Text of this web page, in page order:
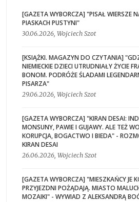
[GAZETA WYBORCZA] "PISAŁ WIERSZE
PIASKACH PUSTYNI"
30.06.2026, Wojciech Szot
[KSIĄŻKI. MAGAZYN DO CZYTANIA]
NIEMIECKIE DZIECI UTRUDNIAŁY ŻYCIE
BONOM. PODRÓŻE ŚLADAMI
PISARZA"
29.06.2026, Wojciech Szot
[GAZETA WYBORCZA] "KIRAN DESAI:
MONSUNY, PAWIE I GUJAWY. ALE TEŻ
KORUPCJA, BOGACTWO I BIEDA" -
KIRAN DESAI
26.06.2026, Wojciech Szot
[GAZETA WYBORCZA] "MIESZKAŃCY JE
PRZYJEZDNI POŻĄDAJĄ. MIASTO
MOZAIKI" - WYWIAD Z ALEKSANDRĄ